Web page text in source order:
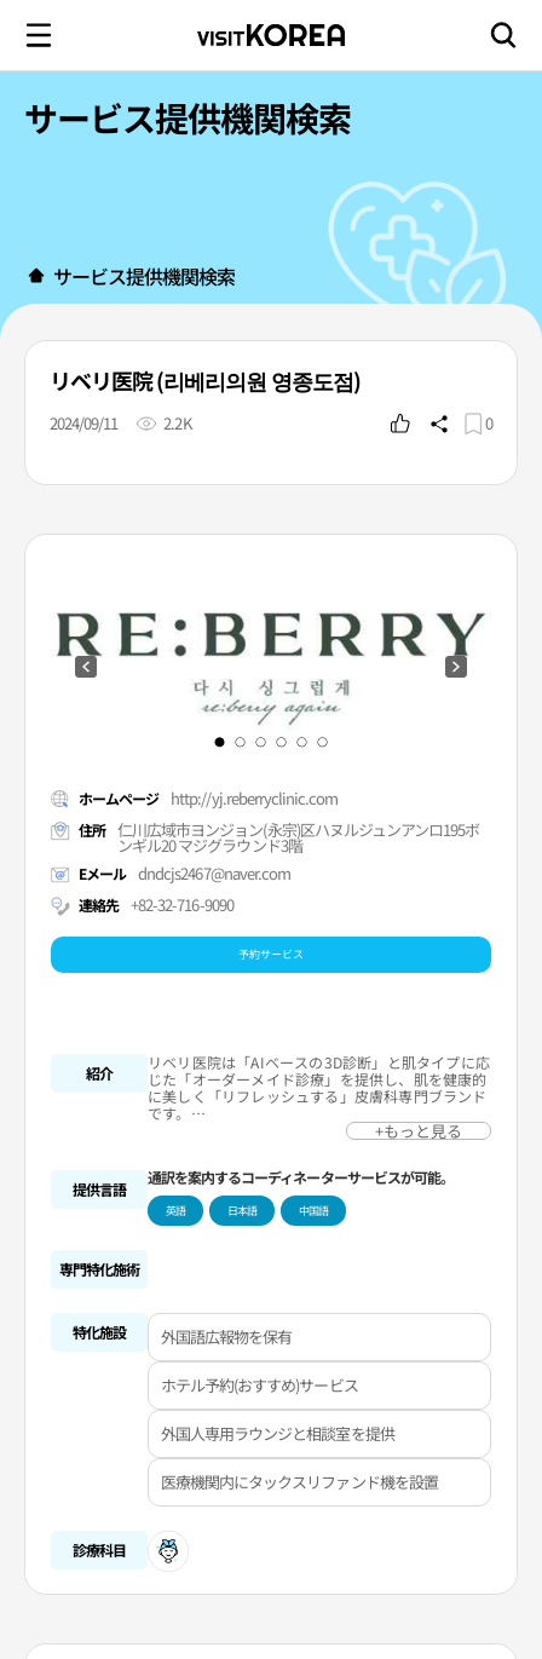
サービス提供機関検索
サービス提供機関検索
リベリ医院 (리베리의원 영종도점)
2024/09/11 2.2K 0
ホームページ http://yj.reberryclinic.com
住所 仁川広域市ヨンジョン(永宗)区ハヌルジュンアンロ195ボ
ンギル20 マジグラウンド3階
Eメール dndcjs2467@naver.com
連絡先 +82-32-716-9090
予約サービス
紹介
リベリ医院は「AIベースの3D診断」と肌タイプに応
じた「オーダーメイド診療」を提供し、肌を健康的
に美しく「リフレッシュする」皮膚科専門ブランド
です。
当院は「空港の近くにある最大の皮膚科」で、「仁
入国後または出国前に気軽に利用できます。
外国人観光客にも、最先端機器を用いた3D精密診断
と医師のきめ細やかな診療によって一人一人に合っ
任を持って管理しています。
中国人をはじめとする外国人の誘致に向けて積極的
なPRを行っており、韓国人と同じ料金で専門的な
相談はもちろん、追加の特典とサービスを提供して
います。
+もっと見る
提供言語
通訳を案内するコーディネーターサービスが可能。
英語 日本語 中国語
専門特化施術
特化施設 外国語広報物を保有
ホテル予約(おすすめ)サービス
外国人専用ラウンジと相談室を提供
医療機関内にタックスリファンド機を設置
診療科目